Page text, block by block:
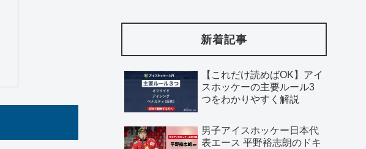
新着記事
【これだけ読めばOK】アイ
スホッケーの主要ルール3
つをわかりやすく解説
男子アイスホッケー日本代
表エース 平野裕志朗のドキ